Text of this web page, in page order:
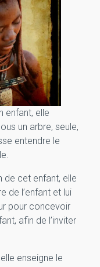
enfant, elle
un arbre, seule,
entendre le
de cet enfant, elle
de l’enfant et lui
pour concevoir
afin de l’inviter
enseigne le